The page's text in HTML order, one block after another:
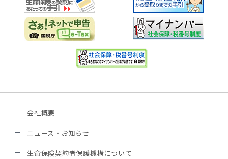
会社概要
ニュース・お知らせ
生命保険契約者保護機構について